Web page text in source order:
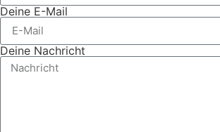
Deine E-Mail
Deine Nachricht